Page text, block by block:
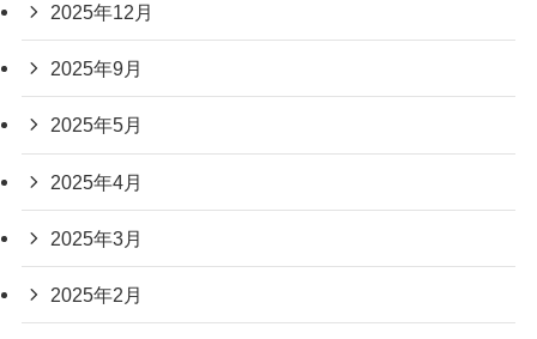
2025年12月
2025年9月
2025年5月
2025年4月
2025年3月
2025年2月